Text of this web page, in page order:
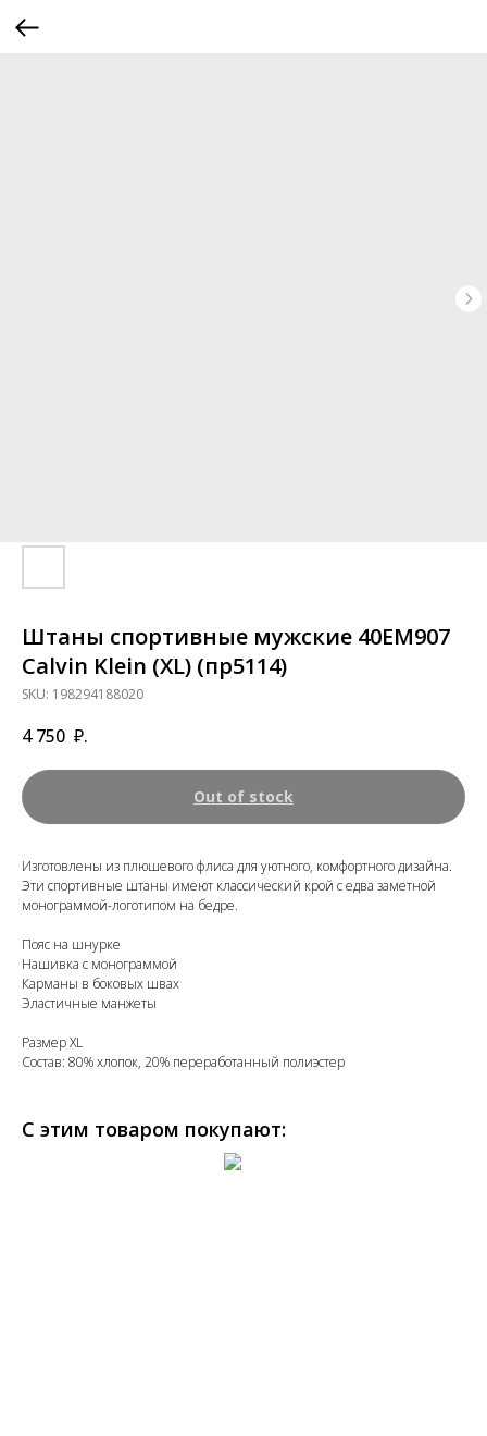
Штаны спортивные мужские 40EM907
Calvin Klein (XL) (пр5114)
SKU: 198294188020
4 750 ₽.
Out of stock
Изготовлены из плюшевого флиса для уютного, комфортного дизайна.
Эти спортивные штаны имеют классический крой с едва заметной
монограммой-логотипом на бедре.
Пояс на шнурке
Нашивка с монограммой
Карманы в боковых швах
Эластичные манжеты
Размер XL
Состав: 80% хлопок, 20% переработанный полиэстер
С этим товаром покупают: